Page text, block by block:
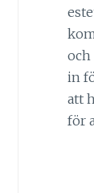
och
in
att
för